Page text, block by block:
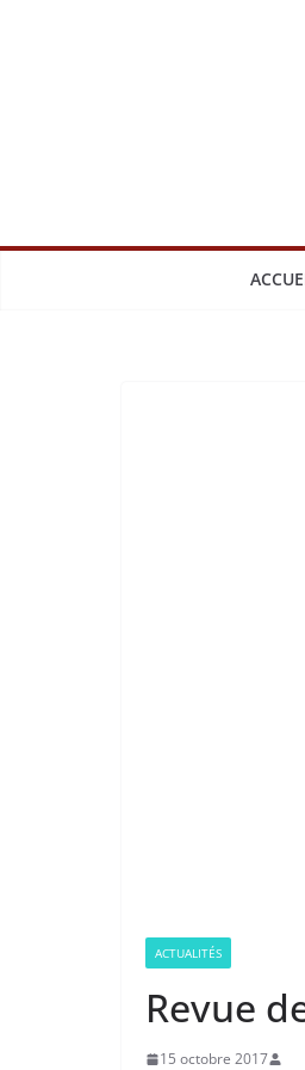
ACTUALITÉS
Revue
15 octobre 2017